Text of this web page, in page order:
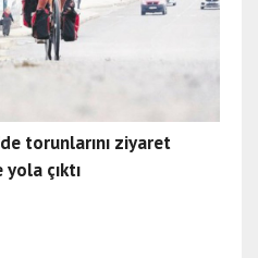
torunlarını ziyaret
çıktı